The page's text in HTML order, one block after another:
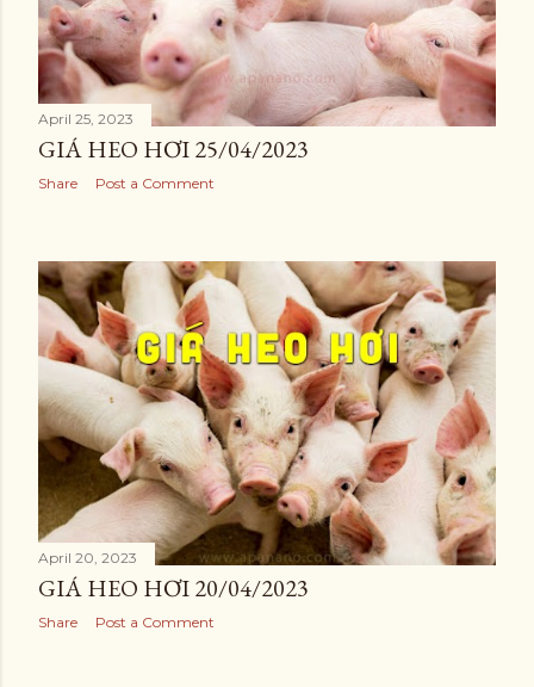
April 25, 2023
GIÁ HEO HƠI 25/04/2023
Share Post a Comment
April 20, 2023
GIÁ HEO HƠI 20/04/2023
Share Post a Comment